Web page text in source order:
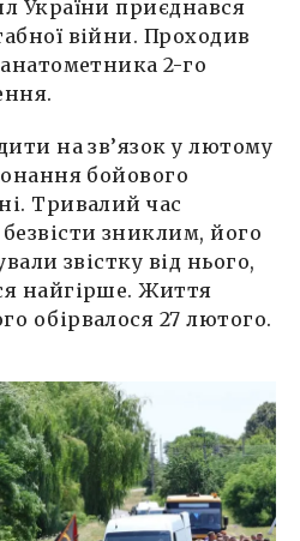
України приєднався
війни. Проходив
2-го
на зв’язок у лютому
бойового
Тривалий час
зниклим, його
звістку від нього,
найгірше. Життя
обірвалося 27 лютого.